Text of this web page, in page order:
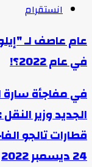
انستقرام
عاصف لـ
عام 2022؟!
مفاجأة سارة
وزير
تالجو
2022